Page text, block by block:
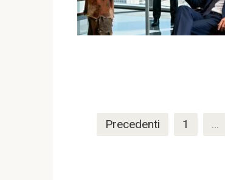
Paginazione
degli
Precedenti 1 …